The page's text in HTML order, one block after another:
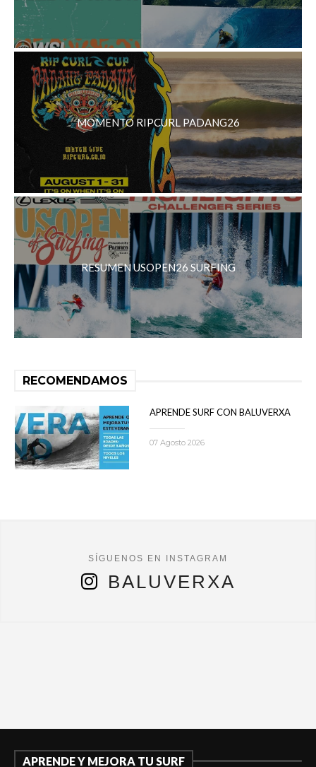
MOMENTO RIPCURL PADANG26
RESUMEN USOPEN26 SURFING
RECOMENDAMOS
APRENDE SURF CON BALUVERXA
07 Agosto 2026
BALUVERXA
APRENDE Y MEJORA TU SURF